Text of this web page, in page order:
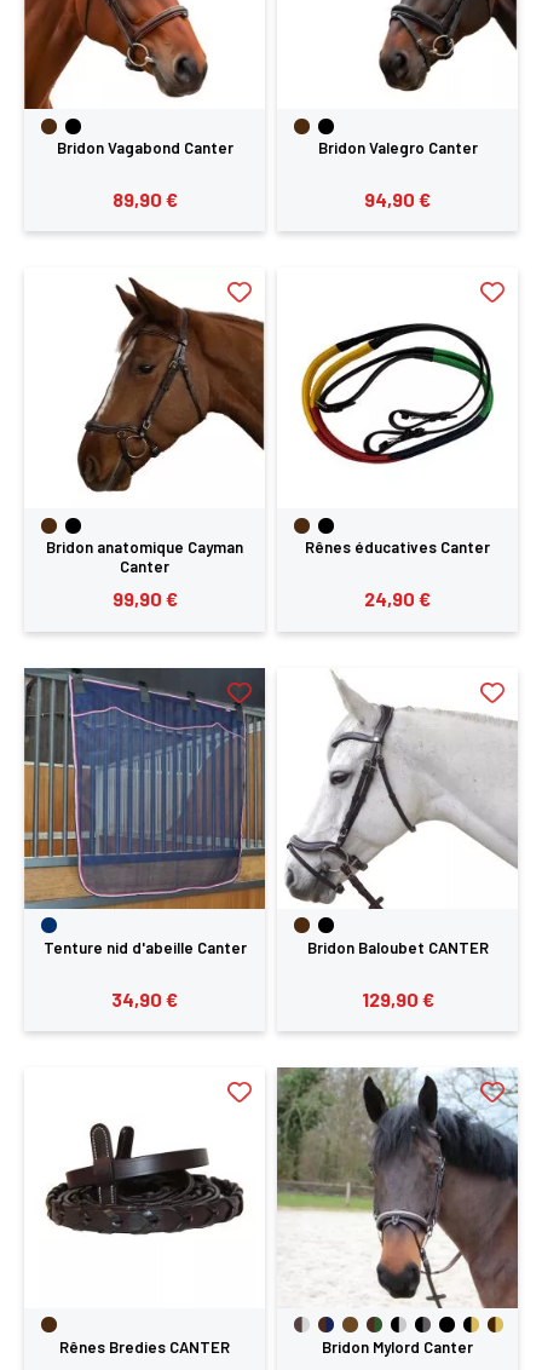
Bridon Vagabond Canter
89,90 €
Bridon Valegro Canter
94,90 €
Bridon anatomique Cayman
Canter
99,90 €
Rênes éducatives Canter
24,90 €
Tenture nid d'abeille Canter
34,90 €
Bridon Baloubet CANTER
129,90 €
Rênes Bredies CANTER Bridon Mylord Canter
×
Vous devez être connecté pour enregistrer des